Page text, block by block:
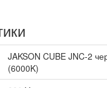
JAKSON CUBE JNC-2
(6000K)